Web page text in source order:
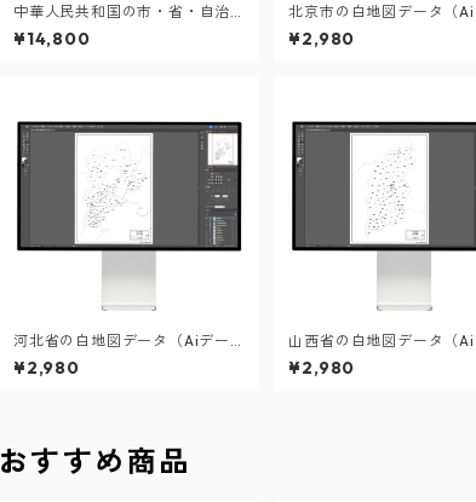
中華人民共和国の市・省・自治
区31セット（Aiデータ）
¥14,800
北京市の白地図データ（
タ）
¥2,980
河北省の白地図データ（Aiデー
タ）
¥2,980
山西省の白地図データ（
タ）
¥2,980
おすすめ商品